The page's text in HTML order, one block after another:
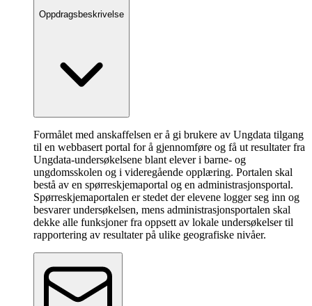
Oppdragsbeskrivelse
Formålet med anskaffelsen er å gi brukere av Ungdata tilgang
til en webbasert portal for å gjennomføre og få ut resultater fra
Ungdata-undersøkelsene blant elever i barne- og
ungdomsskolen og i videregående opplæring. Portalen skal
bestå av en spørreskjemaportal og en administrasjonsportal.
Spørreskjemaportalen er stedet der elevene logger seg inn og
besvarer undersøkelsen, mens administrasjonsportalen skal
dekke alle funksjoner fra oppsett av lokale undersøkelser til
rapportering av resultater på ulike geografiske nivåer.